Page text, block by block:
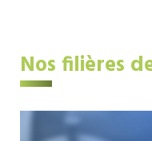
Nos filières